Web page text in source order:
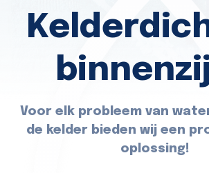
Voor elk probleem van
de kelder bieden wij een
oplossing!